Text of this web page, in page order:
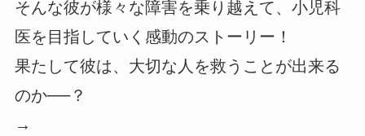
そんな彼が様々な障害を乗り越えて、小児科
医を目指していく感動のストーリー！
果たして彼は、大切な人を救うことが出来る
のか──？
→